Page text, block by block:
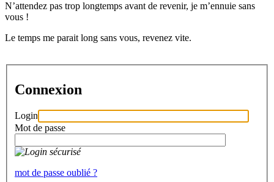
N’attendez pas trop longtemps avant de revenir, je m’ennuie sans
vous !
Le temps me parait long sans vous, revenez vite.
Connexion
Login
Mot de passe
mot de passe oublié ?